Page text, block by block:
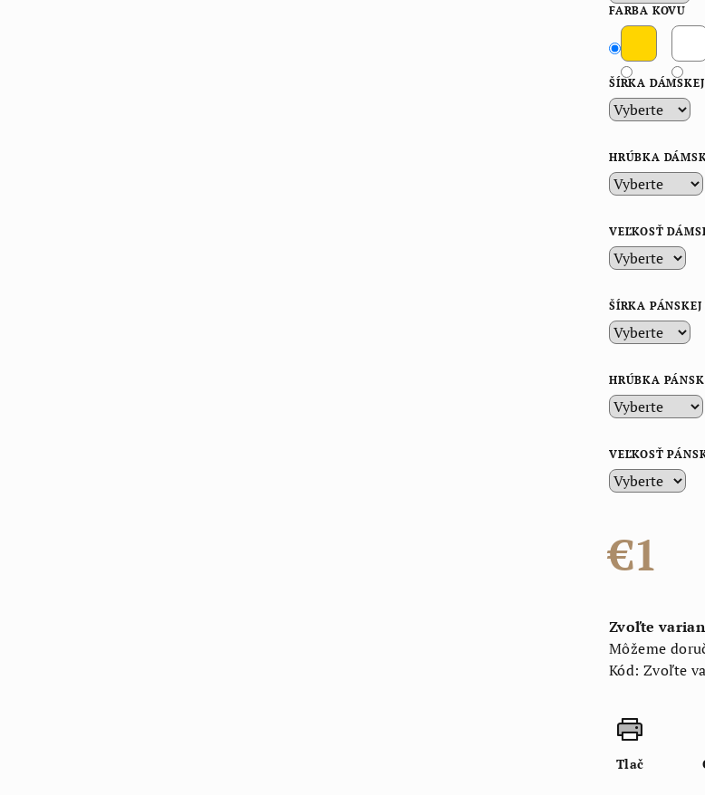
FARBA KOVU
ŠÍRKA
HRÚBKA
VEĽKOSŤ
ŠÍRKA
HRÚBKA
VEĽKOSŤ
€1
cena:
Zvoľte
Môžeme
Kód: Zvoľte
Tlač